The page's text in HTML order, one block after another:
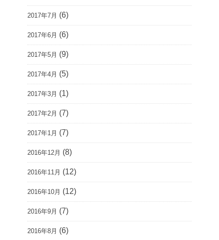
2017年7月 (6)
2017年6月 (6)
2017年5月 (9)
2017年4月 (5)
2017年3月 (1)
2017年2月 (7)
2017年1月 (7)
2016年12月 (8)
2016年11月 (12)
2016年10月 (12)
2016年9月 (7)
2016年8月 (6)